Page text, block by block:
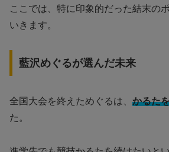
ここでは、特に印象的だった結末の
いきます。
藍沢めぐるが選んだ未来
全国大会を終えためぐるは、 かるた
た。